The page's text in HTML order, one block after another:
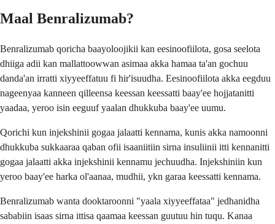
Maal Benralizumab?
Benralizumab qoricha baayoloojikii kan eesinoofiilota, gosa seelota
dhiiga adii kan mallattoowwan asimaa akka hamaa ta'an gochuu
danda'an irratti xiyyeeffatuu fi hir'isuudha. Eesinoofiilota akka eegduu
nageenyaa kanneen qilleensa keessan keessatti baay'ee hojjatanitti
yaadaa, yeroo isin eeguuf yaalan dhukkuba baay'ee uumu.
Qorichi kun injekshinii gogaa jalaatti kennama, kunis akka namoonni
dhukkuba sukkaaraa qaban ofii isaaniitiin sirna insuliinii itti kennanitti
gogaa jalaatti akka injekshinii kennamu jechuudha. Injekshiniin kun
yeroo baay'ee harka ol'aanaa, mudhii, ykn garaa keessatti kennama.
Benralizumab wanta dooktaroonni "yaala xiyyeeffataa" jedhanidha
sababiin isaas sirna ittisa qaamaa keessan guutuu hin tuqu. Kanaa